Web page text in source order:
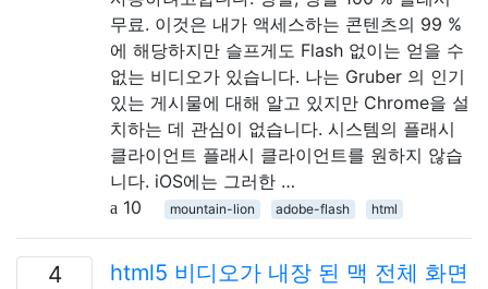
무료. 이것은 내가 액세스하는 콘텐츠의 99 %
에 해당하지만 슬프게도 Flash 없이는 얻을 수
없는 비디오가 있습니다. 나는 Gruber 의 인기
있는 게시물에 대해 알고 있지만 Chrome을 설
치하는 데 관심이 없습니다. 시스템의 플래시
클라이언트 플래시 클라이언트를 원하지 않습
니다. iOS에는 그러한 …
10
mountain-lion adobe-flash html
4
html5 비디오가 내장 된 맥 전체 화면